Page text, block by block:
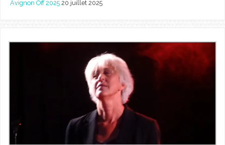
Avignon Off 2025 20 juillet 2025